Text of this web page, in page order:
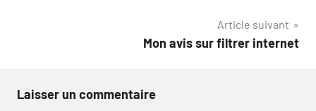
Article suivant
Mon avis sur filtrer internet
Laisser un commentaire